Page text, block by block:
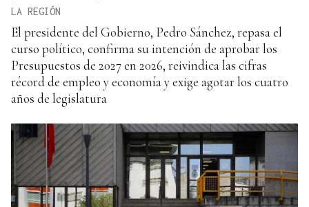
LA REGIÓN
El presidente del Gobierno, Pedro Sánchez, repasa el
curso político, confirma su intención de aprobar los
Presupuestos de 2027 en 2026, reivindica las cifras
récord de empleo y economía y exige agotar los cuatro
años de legislatura